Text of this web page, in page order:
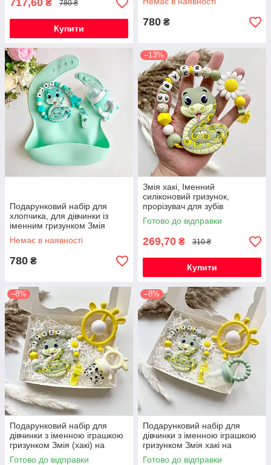
717,60 ₴ 780 ₴
Купити
780 ₴
Подарунковий набір для
хлопчика, для дівчинки із
іменним гризунком Змія
(бірюза) на народження,
виписку, хрестини
Немає в наявності
780 ₴
–13%
Змія хакі, Іменний
силіконовий гризунок,
прорізувач для зубів
Готово до відправки
269,70 ₴ 310 ₴
Купити
–8%
Подарунковий набір для
дівчинки з іменною іграшкою
гризунком Змія (хакі) на
виписку, хрестини, півроку
Готово до відправки
–8%
Подарунковий набір для
дівчинки з іменною іграшкою
гризунком Змія хакі на
виписку, хрестини, півроку
Готово до відправки